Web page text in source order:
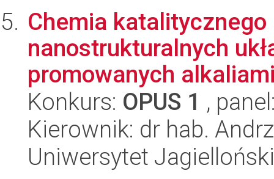
Chemia
nanostrukturalnych
promowanych
Konkurs: OPUS 1 ,
Kierownik: dr hab.
Uniwersytet